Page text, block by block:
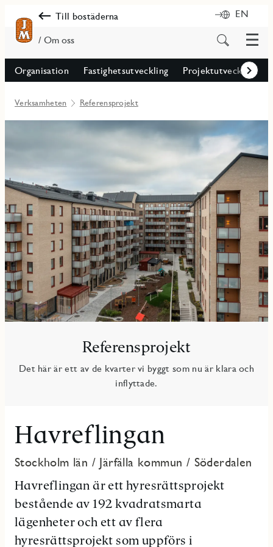
Till bostäderna EN
/ Om oss
Sök
innehåll
Meny
Organisation Fastighetsutveckling Projektutveckling
Framåt
Verksamheten Referensprojekt
Referensprojekt
Det här är ett av de kvarter vi byggt som nu är klara och
inflyttade.
Havreflingan
Stockholm län / Järfälla kommun / Söderdalen
Havreflingan är ett hyresrättsprojekt
bestående av 192 kvadratsmarta
lägenheter och ett av flera
hyresrättsprojekt som uppförs i